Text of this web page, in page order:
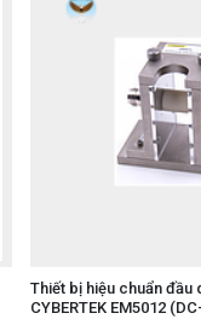
Thiết bị hiệu chuẩn đầu
CYBERTEK EM5012